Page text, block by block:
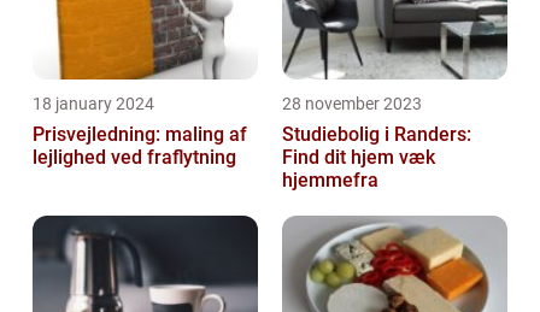
18 january 2024
Prisvejledning: maling af
lejlighed ved fraflytning
28 november 2023
Studiebolig i Randers:
Find dit hjem væk
hjemmefra